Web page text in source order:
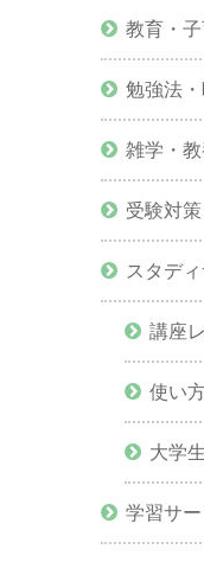
教育・
勉強法
雑学・
受験対策
スタデ
講座
使い
大学
学習サ